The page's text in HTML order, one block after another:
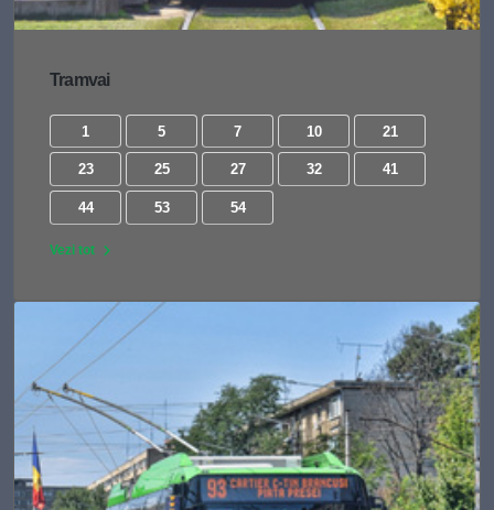
Tramvai
1 5 7 10 21
23 25 27 32 41
44 53 54
Vezi tot